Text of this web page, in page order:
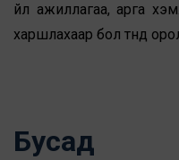
үйл ажиллагаа, арга
харшлахаар бол түүнд
Бусад